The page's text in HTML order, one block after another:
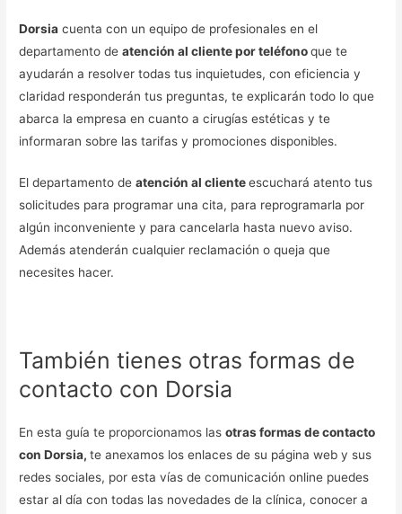
Dorsia cuenta con un equipo de profesionales en el
departamento deatención al cliente por teléfonoque te
ayudarán a resolver todas tus inquietudes, con eficiencia y
claridad responderán tus preguntas, te explicarán todo lo que
abarca la empresa en cuanto a cirugías estéticas y te
informaran sobre las tarifas y promociones disponibles.
El departamento deatención al clienteescuchará atento tus
solicitudes para programar una cita, para reprogramarla por
algún inconveniente y para cancelarla hasta nuevo aviso.
Además atenderán cualquier reclamación o queja que
necesites hacer.
También tienes otras formas de
contacto con Dorsia
En esta guía te proporcionamos lasotras formas de contacto
con Dorsia,te anexamos los enlaces de su página web y sus
redes sociales, por esta vías de comunicación online puedes
estar al día con todas las novedades de la clínica, conocer a